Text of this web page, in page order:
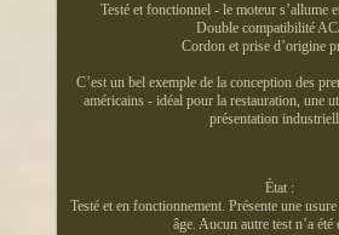
Testé et fonctionnel - le moteur s’allume
Double compatibilité
Cordon et prise d’origine
C’est un bel exemple de la conception des
américains - idéal pour la restauration, une
présentation
État :
Testé et en fonctionnement. Présente une
âge. Aucun autre test n’a été